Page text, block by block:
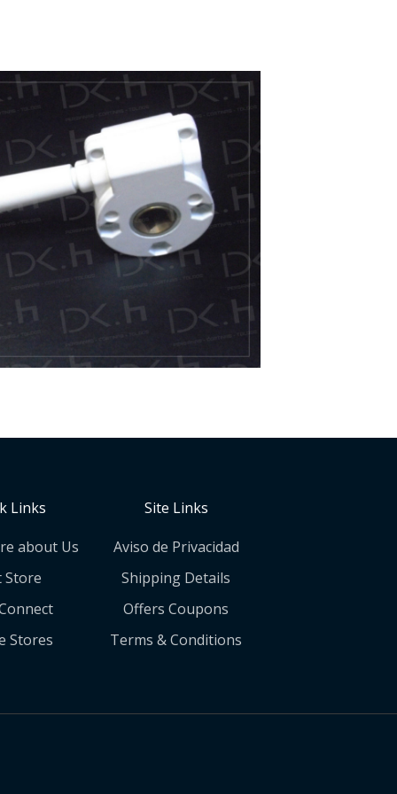
Links
about Us
Store
Stores
Site Links
Aviso de Privacidad
Shipping Details
Offers Coupons
Terms & Conditions